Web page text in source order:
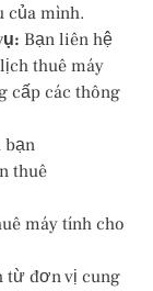
của mình.
Bạn liên hệ
thuê máy
cấp các thông
bạn
thuê
máy tính cho
từ đơn vị cung